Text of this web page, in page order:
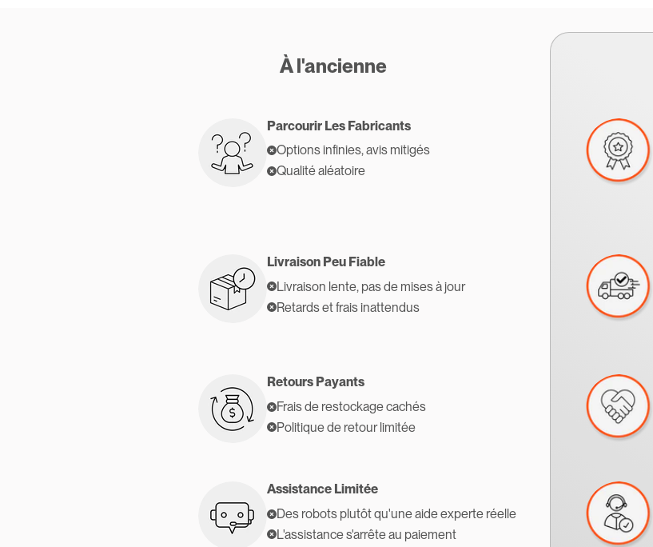
À l'ancienne
Parcourir Les Fabricants
Options infinies, avis mitigés
Qualité aléatoire
Livraison Peu Fiable
Livraison lente, pas de mises à jour
Retards et frais inattendus
Retours Payants
Frais de restockage cachés
Politique de retour limitée
Assistance Limitée
Des robots plutôt qu'une aide experte réelle
L'assistance s'arrête au paiement